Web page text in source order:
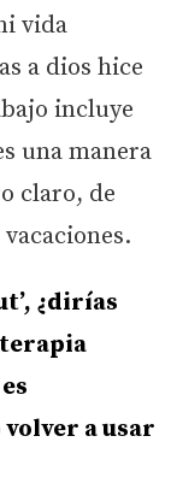
vida
a dios hice
incluye
una manera
claro, de
¿dirías
terapia
a usar